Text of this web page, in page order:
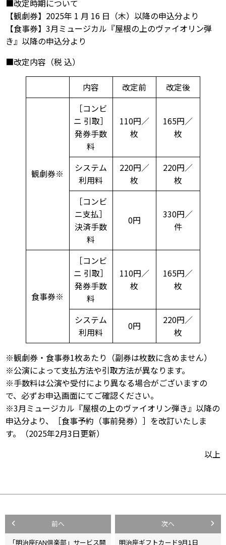
■改定時期について
【観劇券】2025年 1 月 16 日（木）以降の申込分より
【食事券】3月ミュージカル『屋根の上のヴァイオリン弾
き』以降の申込分より
■改定内容（税 込）
内容 改定前 改定後
観劇券※
［コンビ
ニ 引取］
発券手数
料
110円／
枚
165円／
枚
システム
利用料
220円／
枚
220円／
枚
［コンビ
ニ支払］
決済手数
料
0円
330円／
件
食事券※
［コンビ
ニ 引取］
発券手数
料
110円／
枚
165円／
枚
システム
利用料
0円
220円／
枚
※観劇券・食事券1枚あたり（副券は枚数に含めません）
※公演によって支払方法や引取方法が異なります。
※手数料は公演や受付により異なる場合がございますの
で、必ずお申込画面にてご確認ください。
※3月ミュージカル『屋根の上のヴァイオリン弾き』以降の
申込分より、［食事予約（事前発券）］を改訂いたしま
す。（2025年2月3日更新）
以上
投
前へ
「明治座FAN倶楽部」サービス開
次へ
明治座ギフトカード9月1日